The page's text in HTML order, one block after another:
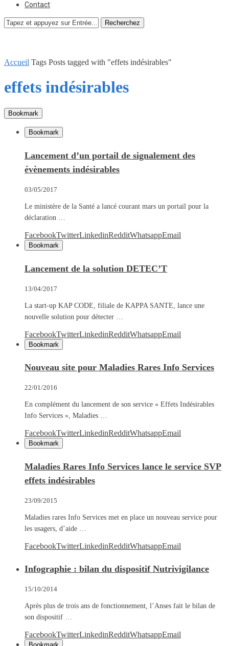
Contact
Recherchez
Accueil Tags Posts tagged with "effets indésirables"
effets indésirables
Bookmark
Bookmark
Lancement d’un portail de signalement des
évènements indésirables
03/05/2017
Le ministère de la Santé a lancé courant mars un portail pour la
déclaration …
FacebookTwitterLinkedinRedditWhatsappEmail
Bookmark
Lancement de la solution DETEC’T
13/04/2017
La start-up KAP CODE, filiale de KAPPA SANTE, lance une
nouvelle solution pour détecter …
FacebookTwitterLinkedinRedditWhatsappEmail
Bookmark
Nouveau site pour Maladies Rares Info Services
22/01/2016
En complément du lancement de son service « Effets Indésirables
Info Services », Maladies …
FacebookTwitterLinkedinRedditWhatsappEmail
Bookmark
Maladies Rares Info Services lance le service SVP
effets indésirables
23/09/2015
Maladies rares Info Services met en place un nouveau service pour
les usagers, d’aide …
FacebookTwitterLinkedinRedditWhatsappEmail
Infographie : bilan du dispositif Nutrivigilance
15/10/2014
Après plus de trois ans de fonctionnement, l’Anses fait le bilan de
son dispositif …
FacebookTwitterLinkedinRedditWhatsappEmail